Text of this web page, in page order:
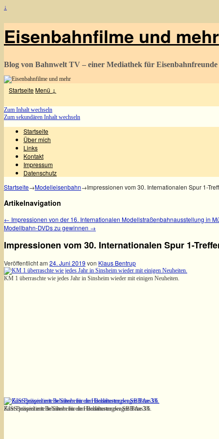
↓
Eisenbahnfilme und mehr
Blog von Bahnwelt TV – einer Mediathek für Eisenbahnfreunde
StartseiteMenü ↓
Zum Inhalt wechseln
Zum sekundären Inhalt wechseln
Startseite
Über mich
Links
Kontakt
Impressum
Datenschutz
Startseite→Modelleisenbahn→Impressionen vom 30. Internationalen Spur 1-
Artikelnavigation
← Impressionen von der 16. Internationalen Modellstraßenbahnausstellung in
Modellbahn-DVDs zu gewinnen →
Impressionen vom 30. Internationalen Spur 1-
Veröffentlicht am 24. Juni 2019 von Klaus Bentrup
KM 1 überraschte wie jedes Jahr in Sinsheim wieder mit einigen Neuheiten.
Zum Beispiel mit Behältern für den Behältertragwagen Btms33.
KISS präsentierte in Sinsheim ein Handmuster der SBB Ae 3/6.